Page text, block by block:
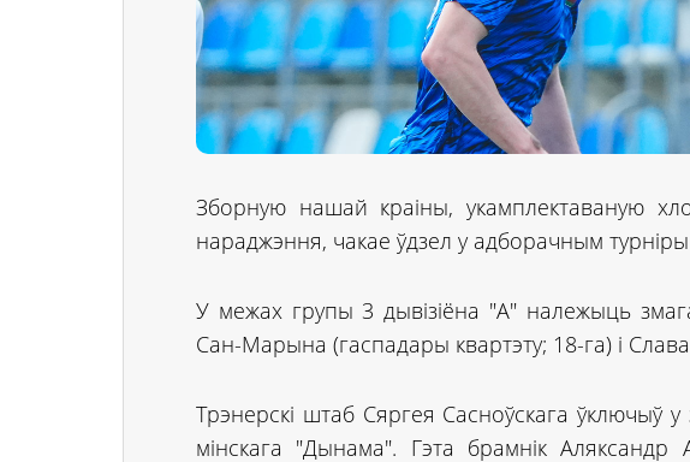
Зборную нашай краіны, укамплектаваную
нараджэння, чакае ўдзел у адборачным
У межах групы 3 дывізіёна "А" належыць
Сан-Марына (гаспадары квартэту; 18-га) і
Трэнерскі штаб Сяргея Сасноўскага ўключыў у
мінскага "Дынама". Гэта брамнік